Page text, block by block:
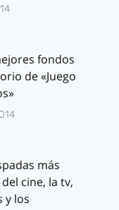
fondos
de «Juego
más
cine, la tv,
y los